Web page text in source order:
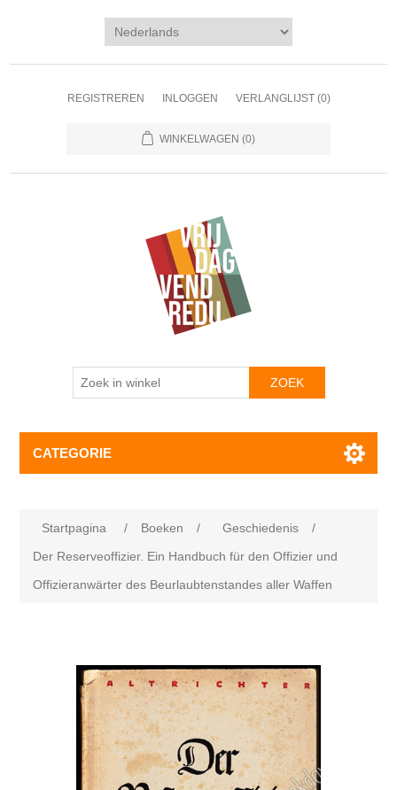
REGISTREREN INLOGGEN VERLANGLIJST (0)
WINKELWAGEN (0)
CATEGORIE
Startpagina / Boeken / Geschiedenis
/
Der Reserveoffizier. Ein Handbuch für den Offizier und
Offizieranwärter des Beurlaubtenstandes aller Waffen